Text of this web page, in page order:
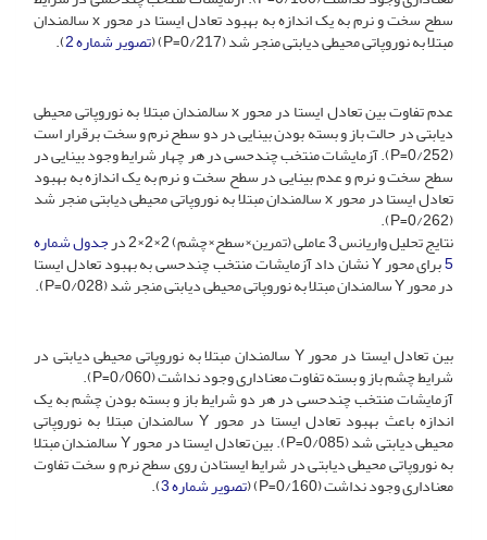
سطح سخت و نرم به یک اندازه به بهبود تعادل ایستا در محور x سالمندان
مبتلا به نوروپاتی محیطی دیابتی منجر شد (0/217=P) ( تصویر شماره 2 ).
عدم تفاوت بین تعادل ایستا در محور x سالمندان مبتلا به نوروپاتی محیطی
دیابتی در حالت باز و بسته بودن بینایی در دو سطح نرم و سخت برقرار است
(0/252=P). آزمایشات منتخب چندحسی در هر چهار شرایط وجود بینایی در
سطح سخت و نرم و عدم بینایی در سطح سخت و نرم به یک اندازه به بهبود
تعادل ایستا در محور x سالمندان مبتلا به نوروپاتی محیطی دیابتی منجر شد
(0/262=P).
نتایج تحلیل واریانس 3 عاملی (تمرین×سطح×چشم) 2×2×2 در جدول شماره
5 برای محور Y نشان داد آزمایشات منتخب چندحسی به بهبود تعادل ایستا
در محور Y سالمندان مبتلا به نوروپاتی محیطی دیابتی منجر شد (0/028=P).
بین تعادل ایستا در محور Y سالمندان مبتلا به نوروپاتی محیطی دیابتی در
شرایط چشم باز و بسته تفاوت معناداری وجود نداشت (0/060=P).
آزمایشات منتخب چندحسی در هر دو شرایط باز و بسته بودن چشم به یک
اندازه باعث بهبود تعادل ایستا در محور Y سالمندان مبتلا به نوروپاتی
محیطی دیابتی شد (0/085=P). بین تعادل ایستا در محور Y سالمندان مبتلا
به نوروپاتی محیطی دیابتی در شرایط ایستادن روی سطح نرم و سخت تفاوت
معناداری وجود نداشت (0/160=P) ( تصویر شماره 3 ).